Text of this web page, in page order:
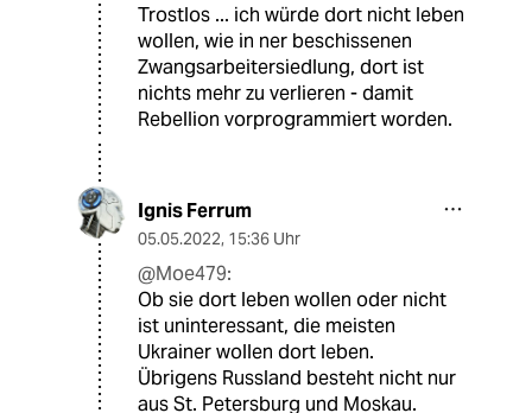
Trostlos ... ich würde dort nicht leben
wollen, wie in ner beschissenen
Zwangsarbeitersiedlung, dort ist
nichts mehr zu verlieren - damit
Rebellion vorprogrammiert worden.
Ignis Ferrum
05.05.2022, 15:36 Uhr
@Moe479:
Ob sie dort leben wollen oder nicht
ist uninteressant, die meisten
Ukrainer wollen dort leben.
Übrigens Russland besteht nicht nur
aus St. Petersburg und Moskau.